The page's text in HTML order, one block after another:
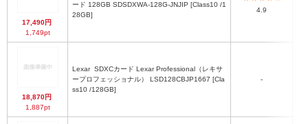
17,490円
1,749pt
ード 128GB SDSDXWA-128G-JNJIP [Class10 /1
28GB]
4.9
18,870円
1,887pt
Lexar
ープロフェッショナル） LSD128CBJP1667 [Cla
ss10 /128GB]
-